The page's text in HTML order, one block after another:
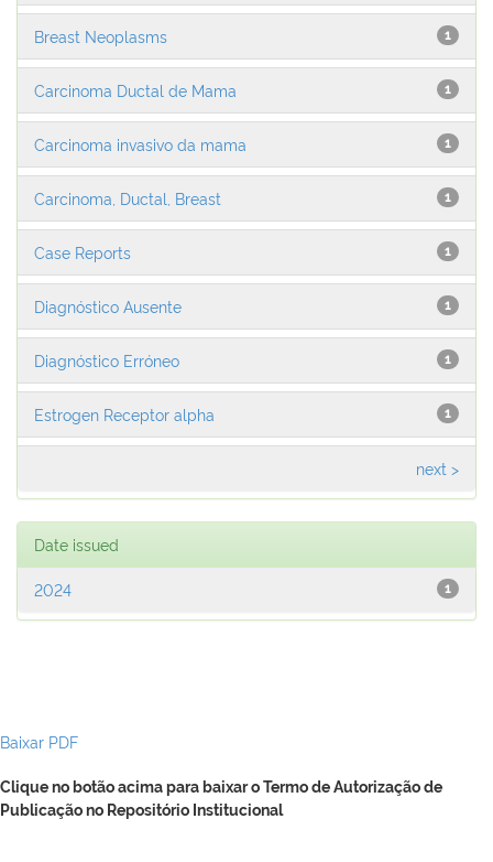
1
Breast Neoplasms
1
Carcinoma Ductal de Mama
1
Carcinoma invasivo da mama
1
Carcinoma, Ductal, Breast
1
Case Reports
1
Diagnóstico Ausente
1
Diagnóstico Erróneo
1
Estrogen Receptor alpha
next >
Date issued
1
2024
Baixar PDF
Clique no botão acima para baixar o Termo de Autorização de
Publicação no Repositório Institucional